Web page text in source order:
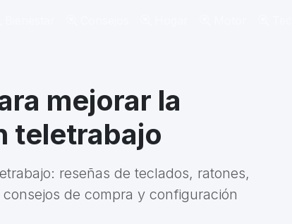
mejorar la
teletrabajo
reseñas de teclados, ratones,
de compra y configuración